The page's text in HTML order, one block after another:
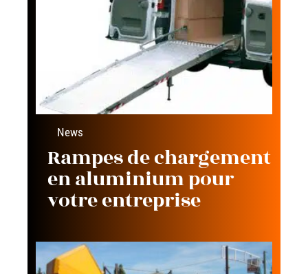
News
Rampes de chargement
en aluminium pour
votre entreprise